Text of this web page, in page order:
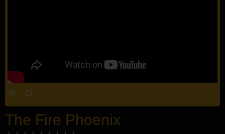
The Fire Phoenix